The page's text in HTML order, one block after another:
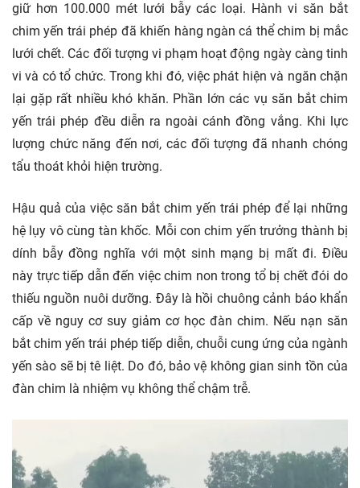
giữ hơn 100.000 mét lưới bẫy các loại. Hành vi săn bắt
chim yến trái phép đã khiến hàng ngàn cá thể chim bị mắc
lưới chết. Các đối tượng vi phạm hoạt động ngày càng tinh
vi và có tổ chức. Trong khi đó, việc phát hiện và ngăn chặn
lại gặp rất nhiều khó khăn. Phần lớn các vụ săn bắt chim
yến trái phép đều diễn ra ngoài cánh đồng vắng. Khi lực
lượng chức năng đến nơi, các đối tượng đã nhanh chóng
tẩu thoát khỏi hiện trường.
Hậu quả của việc săn bắt chim yến trái phép để lại những
hệ lụy vô cùng tàn khốc. Mỗi con chim yến trưởng thành bị
dính bẫy đồng nghĩa với một sinh mạng bị mất đi. Điều
này trực tiếp dẫn đến việc chim non trong tổ bị chết đói do
thiếu nguồn nuôi dưỡng. Đây là hồi chuông cảnh báo khẩn
cấp về nguy cơ suy giảm cơ học đàn chim. Nếu nạn săn
bắt chim yến trái phép tiếp diễn, chuỗi cung ứng của ngành
yến sào sẽ bị tê liệt. Do đó, bảo vệ không gian sinh tồn của
đàn chim là nhiệm vụ không thể chậm trễ.